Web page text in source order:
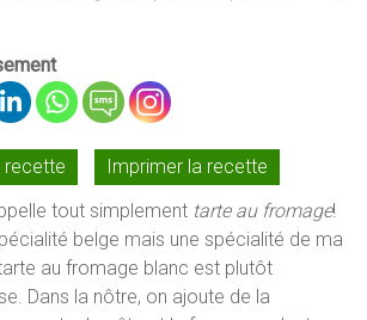
recette
Imprimer la recette
tout simplement tarte au fromage!
belge mais une spécialité de ma
au fromage blanc est plutôt
Dans la nôtre, on ajoute de la